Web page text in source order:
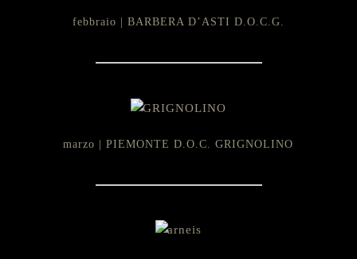
febbraio | BARBERA D’ASTI D.O.C.G.
marzo | PIEMONTE D.O.C. GRIGNOLINO